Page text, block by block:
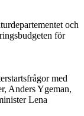
och
för
med
Anders Ygeman,
Lena